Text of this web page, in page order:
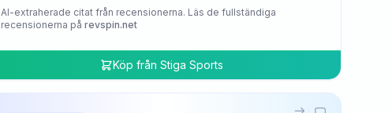
AI-extraherade citat från recensionerna. Läs de fullständiga
recensionerna på revspin.net
Köp från Stiga Sports